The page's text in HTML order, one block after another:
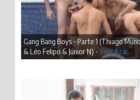
Gang Bang Boys - Parte 1 (Thiago
& Léo Felipo & Júnior N) -Visualizar